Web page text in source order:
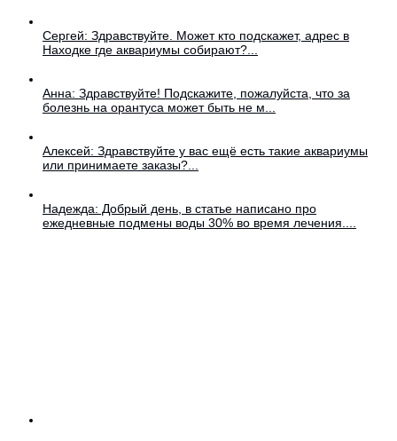
Сергей: Здравствуйте. Может кто подскажет, адрес в
Находке где аквариумы собирают?...
Анна: Здравствуйте! Подскажите, пожалуйста, что за
болезнь на орантуса может быть не м...
Алексей: Здравствуйте у вас ещё есть такие аквариумы
или принимаете заказы?...
Надежда: Добрый день, в статье написано про
ежедневные подмены воды 30% во время лечения....